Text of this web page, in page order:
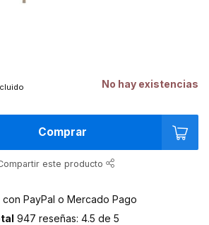
No hay existencias
Comprar
este producto
con PayPal o Mercado Pago
947 reseñas: 4.5 de 5